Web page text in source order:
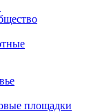
площадки